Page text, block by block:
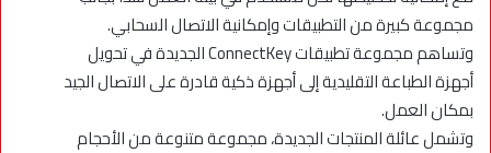
مجموعة كبيرة من التطبيقات وإمكانية الاتصال السحابي.
وتساهم مجموعة تطبيقات ConnectKey الجديدة في تحويل
أجهزة الطباعة التقليدية إلى أجهزة ذكية قادرة على الاتصال الجيد
بمكان العمل.
وتشمل عائلة المنتجات الجديدة، مجموعة متنوعة من الأحجام